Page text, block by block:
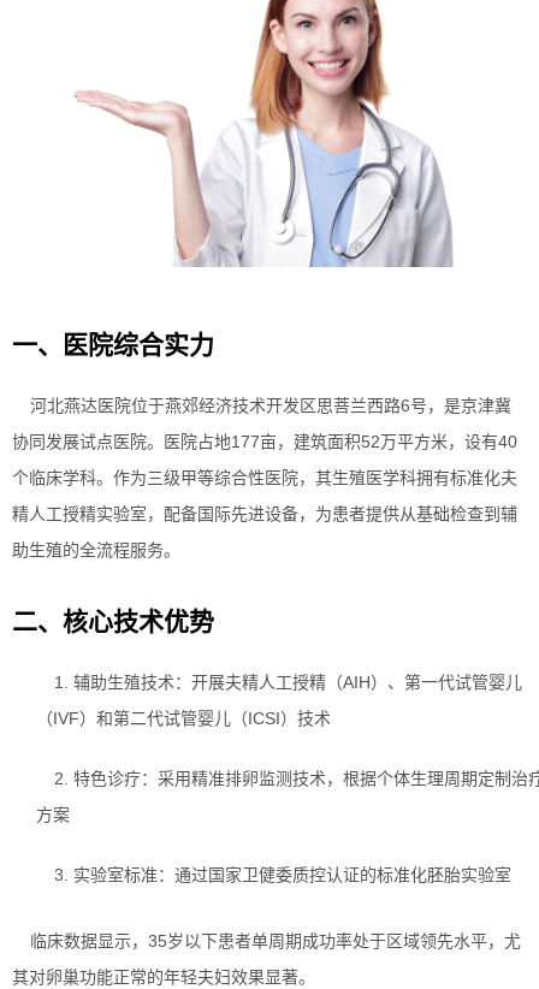
一、医院综合实力
河北燕达医院位于燕郊经济技术开发区思菩兰西路6号，是京津冀
协同发展试点医院。医院占地177亩，建筑面积52万平方米，设有40
个临床学科。作为三级甲等综合性医院，其生殖医学科拥有标准化夫
精人工授精实验室，配备国际先进设备，为患者提供从基础检查到辅
助生殖的全流程服务。
二、核心技术优势
1. 辅助生殖技术：开展夫精人工授精（AIH）、第一代试管婴儿
（IVF）和第二代试管婴儿（ICSI）技术
2. 特色诊疗：采用精准排卵监测技术，根据个体生理周期定制治
方案
3. 实验室标准：通过国家卫健委质控认证的标准化胚胎实验室
临床数据显示，35岁以下患者单周期成功率处于区域领先水平，尤
其对卵巢功能正常的年轻夫妇效果显著。